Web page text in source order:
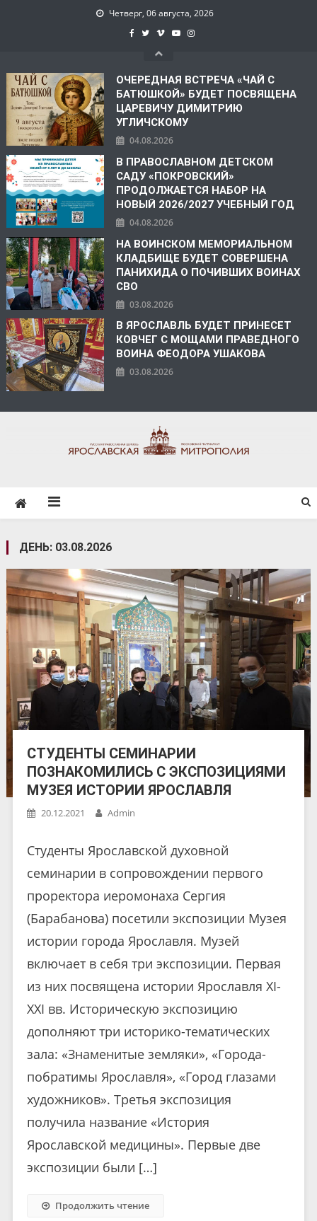
Четверг, 06 августа, 2026
ОЧЕРЕДНАЯ ВСТРЕЧА «ЧАЙ С
БАТЮШКОЙ» БУДЕТ ПОСВЯЩЕНА
ЦАРЕВИЧУ ДИМИТРИЮ
УГЛИЧСКОМУ
04.08.2026
В ПРАВОСЛАВНОМ ДЕТСКОМ
САДУ «ПОКРОВСКИЙ»
ПРОДОЛЖАЕТСЯ НАБОР НА
НОВЫЙ 2026/2027 УЧЕБНЫЙ ГОД
04.08.2026
НА ВОИНСКОМ МЕМОРИАЛЬНОМ
КЛАДБИЩЕ БУДЕТ СОВЕРШЕНА
ПАНИХИДА О ПОЧИВШИХ ВОИНАХ
СВО
03.08.2026
В ЯРОСЛАВЛЬ БУДЕТ ПРИНЕСЕТ
КОВЧЕГ С МОЩАМИ ПРАВЕДНОГО
ВОИНА ФЕОДОРА УШАКОВА
03.08.2026
ДЕНЬ: 03.08.2026
СТУДЕНТЫ СЕМИНАРИИ
ПОЗНАКОМИЛИСЬ С ЭКСПОЗИЦИЯМИ
МУЗЕЯ ИСТОРИИ ЯРОСЛАВЛЯ
20.12.2021 Admin
Студенты Ярославской духовной
семинарии в сопровождении первого
проректора иеромонаха Сергия
(Барабанова) посетили экспозиции Музея
истории города Ярославля. Музей
включает в себя три экспозиции. Первая
из них посвящена истории Ярославля XI-
XXI вв. Историческую экспозицию
дополняют три историко-тематических
зала: «Знаменитые земляки», «Города-
побратимы Ярославля», «Город глазами
художников». Третья экспозиция
получила название «История
Ярославской медицины». Первые две
экспозиции были […]
Продолжить чтение